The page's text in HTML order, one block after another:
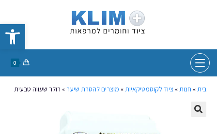
פתח סרגל נגישות
0
בית» חנות»ציוד לקוסמטיקאיות» מוצרים להסרת שיער » רולר שעווה טבעית